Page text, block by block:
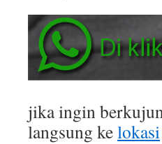
jika ingin
langsung kelokasi